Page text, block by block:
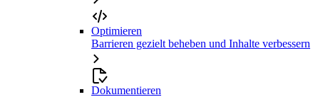
Optimieren
Barrieren gezielt beheben und Inhalte verbessern
Dokumentieren